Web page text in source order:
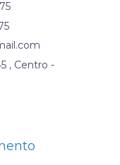
, Centro -